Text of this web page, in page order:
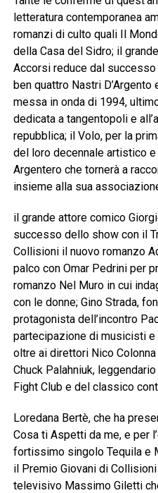
letteratura contemporanea
romanzi di culto quali Il
della Casa del Sidro; il
Accorsi reduce dal
ben quattro Nastri
messa in onda di 1994,
dedicata a tangentopoli e
repubblica; il Volo, per la
del loro decennale artistico
Argentero che tornerà a
insieme alla sua
il grande attore comico
successo dello show con il
Collisioni il nuovo romanzo
palco con Omar Pedrini per
romanzo Nel Muro in cui
con le donne; Gino Strada,
protagonista dell’incontro
partecipazione di musicisti e
oltre ai direttori Nico
Chuck Palahniuk,
Fight Club e del classico
Loredana Bertè, che ha
Cosa ti Aspetti da me, e per
fortissimo singolo Tequila e
il Premio Giovani di
televisivo Massimo Giletti